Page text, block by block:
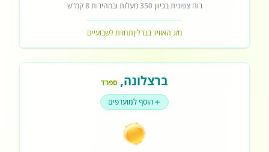
רוחצפוניתבכיוון350מעלות ובמהירות8קמ"ש
מזג האוויר בברליןתחזית לשבועיים
ברצלונה, ספרד
הוסף למועדפים